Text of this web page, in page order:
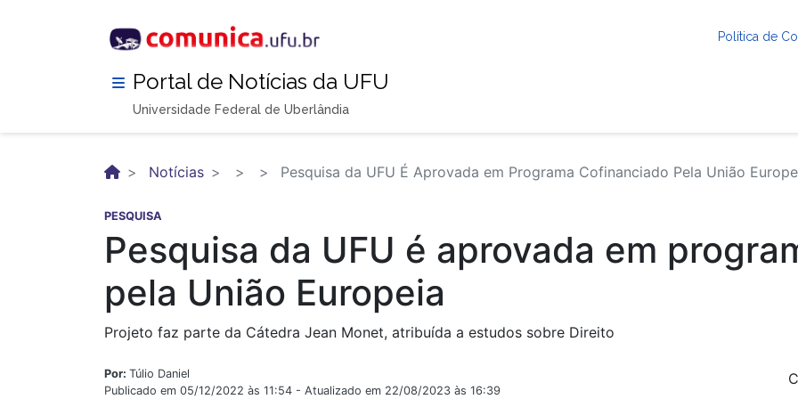
Política de
Portal de Notícias da UFU
Universidade Federal de Uberlândia
Notícias Pesquisa da UFU É Aprovada em Programa Cofinanciado Pela União
PESQUISA
Pesquisa da UFU é aprovada em
pela União Europeia
Projeto faz parte da Cátedra Jean Monet, atribuída a estudos sobre Direito
Por: Túlio Daniel
Publicado em 05/12/2022 às 11:54 - Atualizado em 22/08/2023 às 16:39